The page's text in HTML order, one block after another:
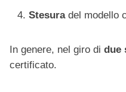
Stesuradel modello
In genere, nel giro di due
certificato.